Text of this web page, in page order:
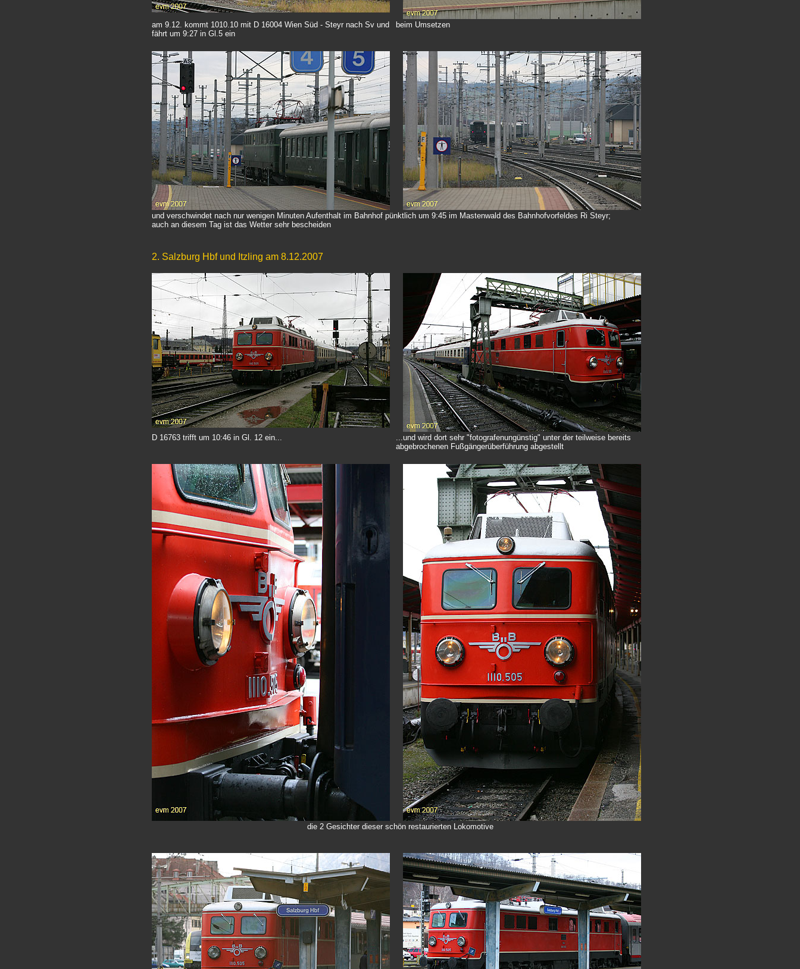
am 9.12. kommt 1010.10 mit D 16004 Wien Süd - Steyr nach Sv und
fährt um 9:27 in Gl.5 ein
beim Umsetzen
und verschwindet nach nur wenigen Minuten Aufenthalt im Bahnhof pünktlich um 9:45 im Mastenwald des Bahnhofvorfeldes Ri Steyr;
auch an diesem Tag ist das Wetter sehr bescheiden
2. Salzburg Hbf und Itzling am 8.12.2007
D 16763 trifft um 10:46 in Gl. 12 ein...
...und wird dort sehr "fotografenungünstig" unter der teilweise bereits
abgebrochenen Fußgängerüberführung abgestellt
die 2 Gesichter dieser schön restaurierten Lokomotive